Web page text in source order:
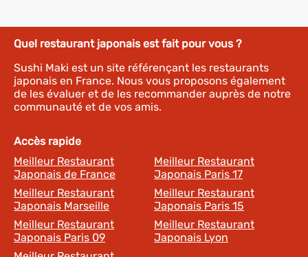
Quel restaurant japonais est fait pour vous ?
Sushi Maki est un site référençant les restaurants
japonais en France. Nous vous proposons également
de les évaluer et de les recommander auprès de notre
communauté et de vos amis.
Accès rapide
Meilleur Restaurant
Japonais de France
Meilleur Restaurant
Japonais Paris 17
Meilleur Restaurant
Japonais Marseille
Meilleur Restaurant
Japonais Paris 15
Meilleur Restaurant
Japonais Paris 09
Meilleur Restaurant
Japonais Lyon